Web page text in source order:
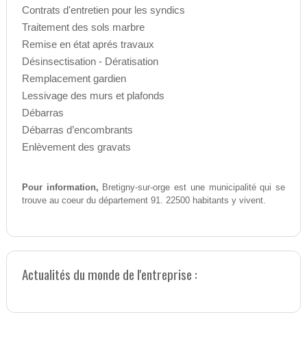
Contrats d'entretien pour les syndics
Traitement des sols marbre
Remise en état aprés travaux
Désinsectisation - Dératisation
Remplacement gardien
Lessivage des murs et plafonds
Débarras
Débarras d’encombrants
Enlèvement des gravats
Pour information, Bretigny-sur-orge est une municipalité qui se
trouve au coeur du département 91. 22500 habitants y vivent.
Actualités du monde de l'entreprise :